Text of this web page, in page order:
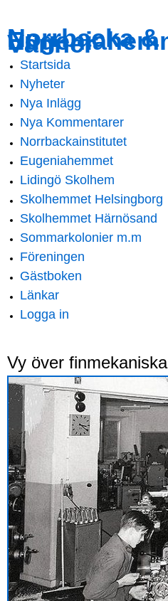
main
content
navigation
Norrbacka &
Vänner
Main menu
Startsida
Nyheter
Nya Inlägg
Nya Kommentarer
Norrbackainstitutet
Eugeniahemmet
Lidingö Skolhem
Skolhemmet Helsingborg
Skolhemmet Härnösand
Sommarkolonier m.m
Föreningen
Gästboken
Länkar
Logga in
Vy över